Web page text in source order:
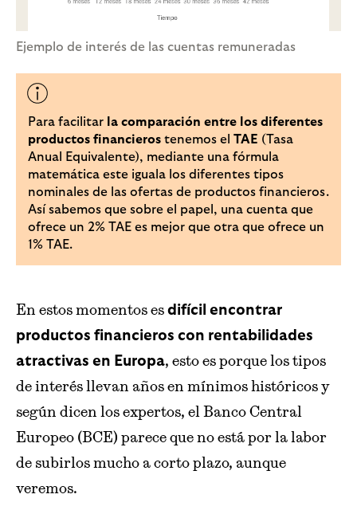
Ejemplo de interés de las cuentas remuneradas
Para facilitar la comparación entre los diferentes
productos financieros tenemos el TAE (Tasa
Anual Equivalente), mediante una fórmula
matemática este iguala los diferentes tipos
nominales de las ofertas de productos financieros.
Así sabemos que sobre el papel, una cuenta que
ofrece un 2% TAE es mejor que otra que ofrece un
1% TAE.
En estos momentos es difícil encontrar
productos financieros con rentabilidades
atractivas en Europa, esto es porque los tipos
de interés llevan años en mínimos históricos y
según dicen los expertos, el Banco Central
Europeo (BCE) parece que no está por la labor
de subirlos mucho a corto plazo, aunque
veremos.